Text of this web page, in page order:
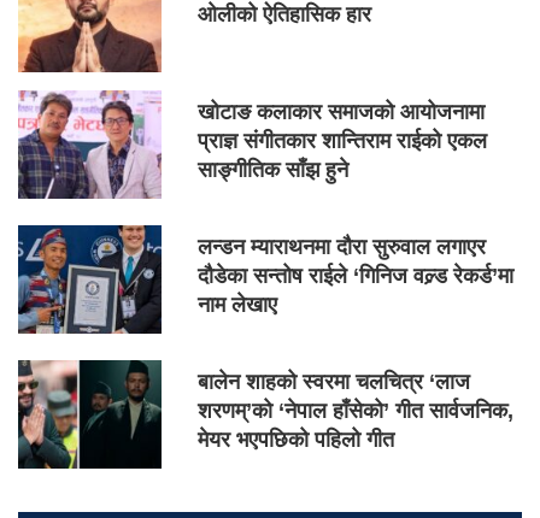
ओलीको ऐतिहासिक हार
खोटाङ कलाकार समाजको आयोजनामा
प्राज्ञ संगीतकार शान्तिराम राईको एकल
साङ्गीतिक साँझ हुने
लन्डन म्याराथनमा दौरा सुरुवाल लगाएर
दौडेका सन्तोष राईले ‘गिनिज वल्र्ड रेकर्ड’मा
नाम लेखाए
बालेन शाहको स्वरमा चलचित्र ‘लाज
शरणम्’को ‘नेपाल हाँसेको’ गीत सार्वजनिक,
मेयर भएपछिको पहिलो गीत